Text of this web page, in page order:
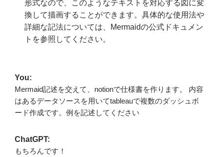
形式なので、このようなテキストを対応する図に変
換して描画することができます。具体的な使用法や
詳細な記法については、Mermaidの公式ドキュメン
トを参照してください。
You:
Mermaid記述を交えて、notionで仕様書を作ります。 内容
はあるデータソースを用いてtableauで複数のダッシュボ
ード作成です。例を記述してください
ChatGPT:
もちろんです！